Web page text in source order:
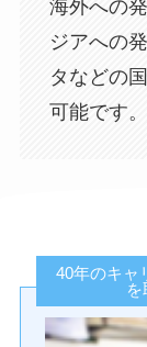
海外への
ジアへの
タなどの
可能です
40年のキャ